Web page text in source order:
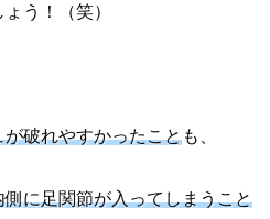
う！（笑）
破れやすかったことも、
に足関節が入ってしまうこと